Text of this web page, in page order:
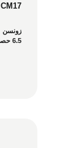
CM17
زونسن
6.5 حصان